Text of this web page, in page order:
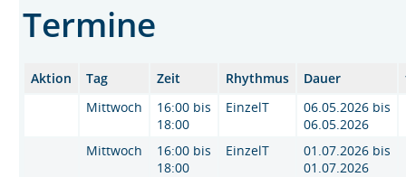
Termine
Aktion Tag Zeit Rhythmus Dauer
Mittwoch
16:00 bis
18:00
EinzelT
06.05.2026 bis
06.05.2026
Mittwoch
16:00 bis
18:00
EinzelT
01.07.2026 bis
01.07.2026